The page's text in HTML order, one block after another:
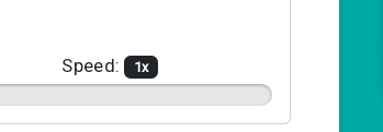
Speed: 1x